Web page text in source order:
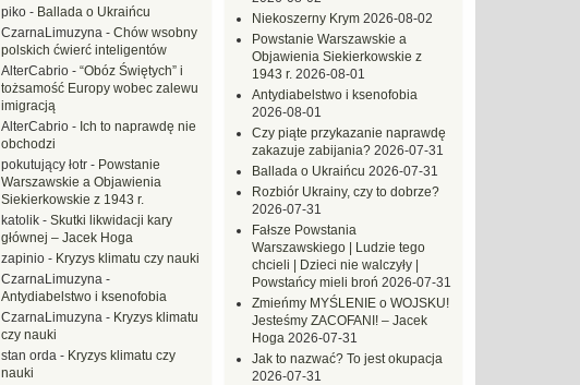
Niekoszerny Krym 2026-08-02
Powstanie Warszawskie a
Objawienia Siekierkowskie z
1943 r. 2026-08-01
Antydiabelstwo i ksenofobia
2026-08-01
Czy piąte przykazanie naprawdę
zakazuje zabijania? 2026-07-31
Ballada o Ukraińcu 2026-07-31
Rozbiór Ukrainy, czy to dobrze?
2026-07-31
Fałsze Powstania
Warszawskiego | Ludzie tego
chcieli | Dzieci nie walczyły |
Powstańcy mieli broń 2026-07-31
Zmieńmy MYŚLENIE o WOJSKU!
Jesteśmy ZACOFANI! – Jacek
Hoga 2026-07-31
Jak to nazwać? To jest okupacja
2026-07-31
piko - Ballada o Ukraińcu
CzarnaLimuzyna - Chów wsobny
polskich ćwierć inteligentów
AlterCabrio - “Obóz Świętych” i
tożsamość Europy wobec zalewu
imigracją
AlterCabrio - Ich to naprawdę nie
obchodzi
pokutujący łotr - Powstanie
Warszawskie a Objawienia
Siekierkowskie z 1943 r.
katolik - Skutki likwidacji kary
głównej – Jacek Hoga
zapinio - Kryzys klimatu czy nauki
CzarnaLimuzyna -
Antydiabelstwo i ksenofobia
CzarnaLimuzyna - Kryzys klimatu
czy nauki
stan orda - Kryzys klimatu czy
nauki